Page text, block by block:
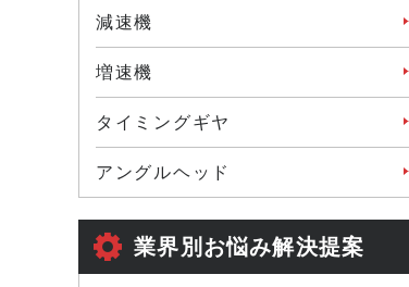
減速機
増速機
タイミングギヤ
アングルヘッド
業界別お悩み解決提案